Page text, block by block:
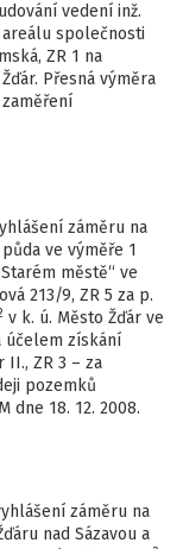
vedení inž.
společnosti
ZR 1 na
Přesná výměra
záměru na
ve výměře 1
městě“ ve
213/9, ZR 5 za p.
v k. ú. Město Žďár ve
účelem získání
ZR 3 – za
pozemků
dne 18. 12. 2008.
záměru na
nad Sázavou a